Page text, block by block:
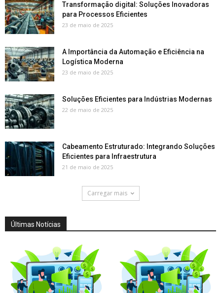
Transformação digital: Soluções Inovadoras
para Processos Eficientes
23 de maio de 2025
A Importância da Automação e Eficiência na
Logística Moderna
23 de maio de 2025
Soluções Eficientes para Indústrias Modernas
22 de maio de 2025
Cabeamento Estruturado: Integrando Soluções
Eficientes para Infraestrutura
21 de maio de 2025
Carregar mais
Últimas Notícias